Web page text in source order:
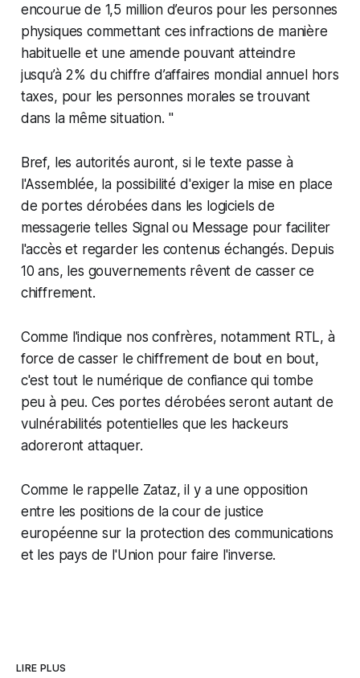
encourue de 1,5 million d’euros pour les personnes
physiques commettant ces infractions de manière
habituelle et une amende pouvant atteindre
jusqu’à 2% du chiffre d’affaires mondial annuel hors
taxes, pour les personnes morales se trouvant
dans la même situation. "
Bref, les autorités auront, si le texte passe à
l'Assemblée, la possibilité d'exiger la mise en place
de portes dérobées dans les logiciels de
messagerie telles Signal ou Message pour faciliter
l'accès et regarder les contenus échangés. Depuis
10 ans, les gouvernements rêvent de casser ce
chiffrement.
Comme l'indique nos confrères, notamment RTL, à
force de casser le chiffrement de bout en bout,
c'est tout le numérique de confiance qui tombe
peu à peu. Ces portes dérobées seront autant de
vulnérabilités potentielles que les hackeurs
adoreront attaquer.
Comme le rappelle Zataz, il y a une opposition
entre les positions de la cour de justice
européenne sur la protection des communications
et les pays de l'Union pour faire l'inverse.
LIRE PLUS